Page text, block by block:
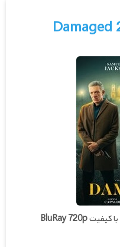
با کیفیتBluRay 720p